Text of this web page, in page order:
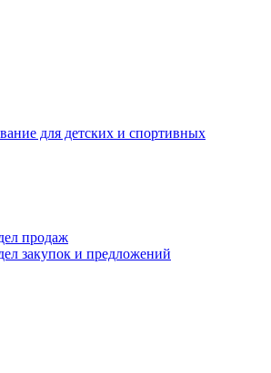
продаж
закупок и предложений